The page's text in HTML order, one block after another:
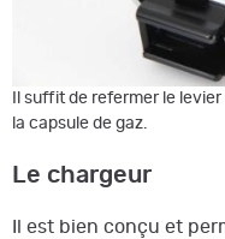
Il suffit de refermer le
la capsule de gaz.
Le chargeur
Il est bien conçu et